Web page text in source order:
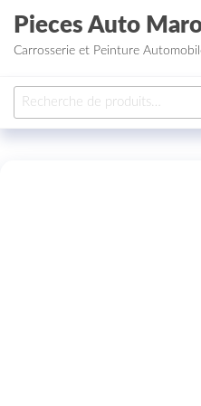
Aller au contenu
Pieces Auto
Carrosserie et Peinture
Recherche pour :